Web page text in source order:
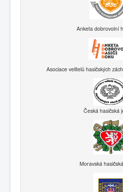
Anketa dobrovolní
Asociace velitelů hasičských
Česká hasičská
Moravská